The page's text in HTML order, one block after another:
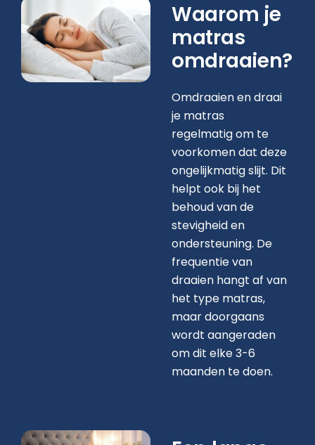
Waarom je
matras
omdraaien?
Omdraaien en draai
je matras
regelmatig om te
voorkomen dat deze
ongelijkmatig slijt. Dit
helpt ook bij het
behoud van de
stevigheid en
ondersteuning. De
frequentie van
draaien hangt af van
het type matras,
maar doorgaans
wordt aangeraden
om dit elke 3-6
maanden te doen.